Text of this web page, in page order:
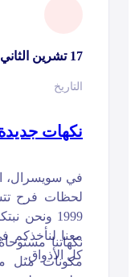
17 تشرين الثاني، 2025
التاريخ
نكهات جديدة
في سويسرال،
لحظات فرح
1999 ونحن
معنا لنأخذكم
كل الأذواق.
نكهاتنا
مكونات مثل